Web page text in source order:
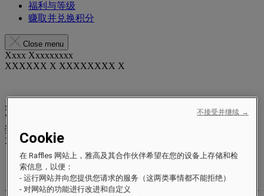
福利与等级
赚取并兑换积分
Close menu
Xxxx Xxxxxxxxx
XXXXXX X XXXXXXXX X
xxxxxxxx
Valid until
奖励积分
XXXpts
您的忠诚账户
您的预订
Cookie
在 Raffles 网站上，雅高及其合作伙伴希望在您的设备上存储和检
索信息，以便：
- 运行网站并向您提供您请求的服务（这两类事情都不能拒绝）
- 对网站的功能进行改进和自定义
不接受并继续 →